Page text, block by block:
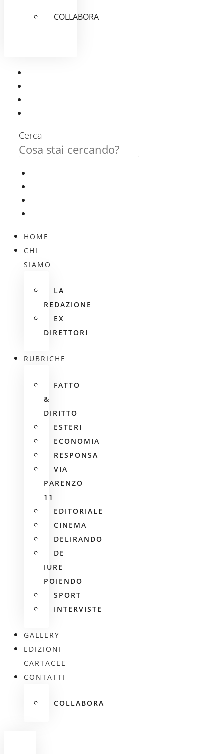
COLLABORA
Cerca
HOME
CHI
SIAMO
LA
REDAZIONE
EX
DIRETTORI
RUBRICHE
FATTO
&
DIRITTO
ESTERI
ECONOMIA
RESPONSA
VIA
PARENZO
11
EDITORIALE
CINEMA
DELIRANDO
DE
IURE
POIENDO
SPORT
INTERVISTE
GALLERY
EDIZIONI
CARTACEE
CONTATTI
COLLABORA